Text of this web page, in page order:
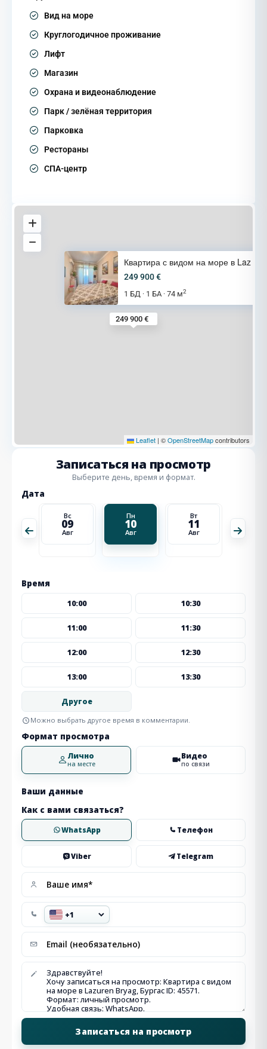
Вид на море
Круглогодичное проживание
Лифт
Магазин
Охрана и видеонаблюдение
Парк / зелёная территория
Парковка
Рестораны
СПА-центр
249 900 €
Квартира с видом на море в Laz
249 900 €
1 БД · 1 БА · 74 м2
Leaflet | ©OpenStreetMapcontributors
Записаться на просмотр
Выберите день, время и формат.
Дата
Вс
09
Авг
Пн
10
Авг
Вт
11
Авг
Время
10:00 10:30
11:00 11:30
12:00 12:30
13:00 13:30
Другое
Можно выбрать другое время в комментарии.
Формат просмотра
Лично
на месте
Видео
по связи
Ваши данные
Как с вами связаться?
WhatsApp Телефон
Viber Telegram